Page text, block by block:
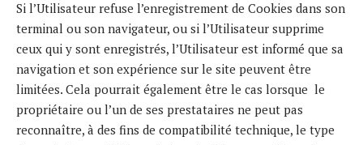
Si l’Utilisateur refuse l’enregistrement de Cookies dans son
terminal ou son navigateur, ou si l’Utilisateur supprime
ceux qui y sont enregistrés, l’Utilisateur est informé que sa
navigation et son expérience sur le site peuvent être
limitées. Cela pourrait également être le cas lorsque le
propriétaire ou l’un de ses prestataires ne peut pas
reconnaître, à des fins de compatibilité technique, le type